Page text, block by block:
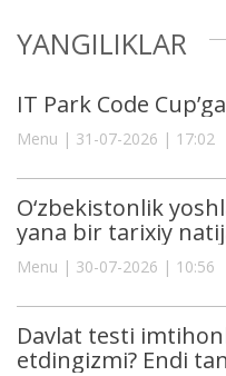
YANGILIKLAR
IT Park Code
Menu | 31-07-2026 | 17:02
O‘zbekistonlik
yana bir tarixiy
Menu | 30-07-2026 | 10:56
Davlat testi
etdingizmi? Endi